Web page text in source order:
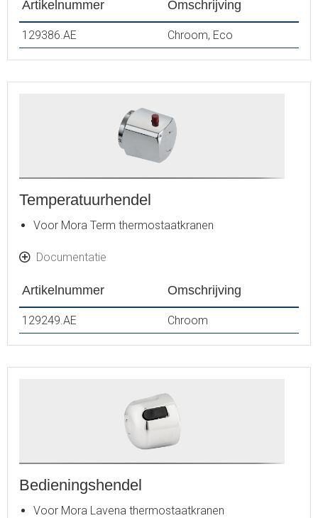
Artikelnummer Omschrijving
129386.AE Chroom, Eco
Temperatuurhendel
Voor Mora Term thermostaatkranen
Documentatie
Artikelnummer Omschrijving
129249.AE Chroom
Bedieningshendel
Voor Mora Lavena thermostaatkranen